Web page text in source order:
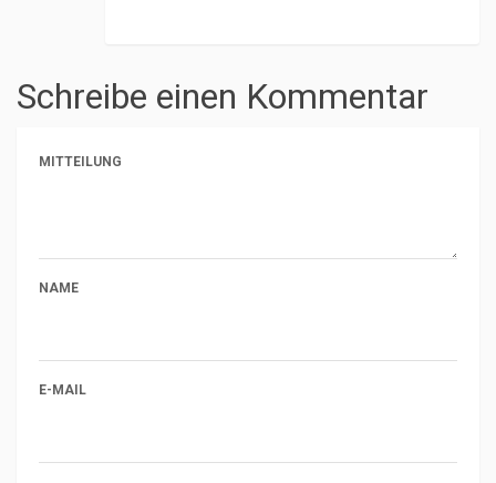
Schreibe einen Kommentar
MITTEILUNG
NAME
E-MAIL